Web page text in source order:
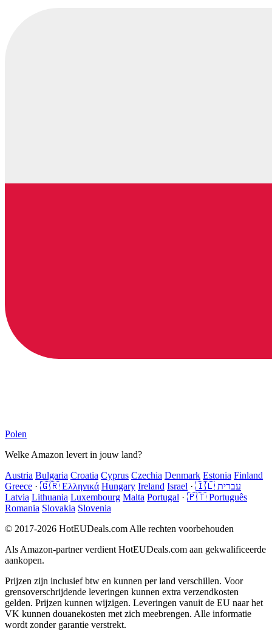
Polen
Welke Amazon levert in jouw land?
Austria Bulgaria Croatia Cyprus Czechia Denmark Estonia Finland
Greece · 🇬🇷 Ελληνικά Hungary Ireland Israel ·
🇮🇱 עברית
Latvia Lithuania Luxembourg Malta Portugal · 🇵🇹 Português
Romania Slovakia Slovenia
© 2017-2026 HotEUDeals.com Alle rechten voorbehouden
Als Amazon-partner verdient HotEUDeals.com aan gekwalificeerde
aankopen.
Prijzen zijn inclusief btw en kunnen per land verschillen. Voor
grensoverschrijdende leveringen kunnen extra verzendkosten
gelden. Prijzen kunnen wijzigen. Leveringen vanuit de EU naar het
VK kunnen douanekosten met zich meebrengen. Alle informatie
wordt zonder garantie verstrekt.